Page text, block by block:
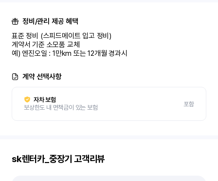
정비/관리 제공 혜택
표준 정비 (스피드메이트 입고 정비)
계약서 기준 소모품 교체
예) 엔진오일 : 1만km 또는 12개월 경과시
계약 선택사항
자차 보험
보상한도 내 면책금이 있는 보험
포함
sk렌터카_중장기 고객리뷰